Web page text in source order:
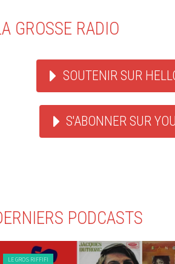
GROSSE RADIO
SOUTENIR SUR
S'ABONNER SUR
PODCASTS
LE GROS RIFFIFI